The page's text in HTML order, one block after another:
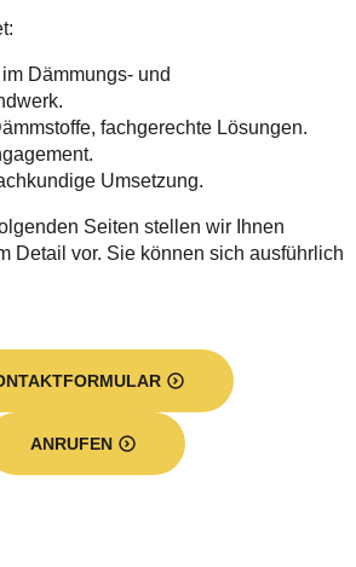
Dämmungs- und
fachgerechte Lösungen.
Umsetzung.
Seiten stellen wir Ihnen
Detail vor. Sie können sich ausführlich
ANRUFEN